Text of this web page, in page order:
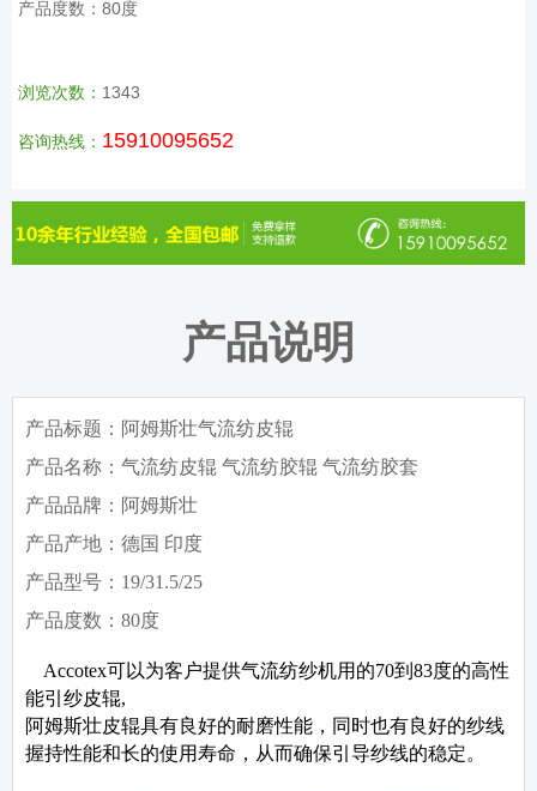
产品度数：80度
浏览次数： 1343
咨询热线： 15910095652
产品说明
产品标题：阿姆斯壮气流纺皮辊
产品名称：气流纺皮辊 气流纺胶辊 气流纺胶套
产品品牌：阿姆斯壮
产品产地：德国 印度
产品型号：19/31.5/25
产品度数：80度
Accotex可以为客户提供气流纺纱机用的70到 83度的高性
能引纱皮辊,
阿姆斯壮皮辊具有良好的耐磨性能，同时也有良好的纱线
握持性能和长的使用寿命，从而确保引导纱线的稳定。